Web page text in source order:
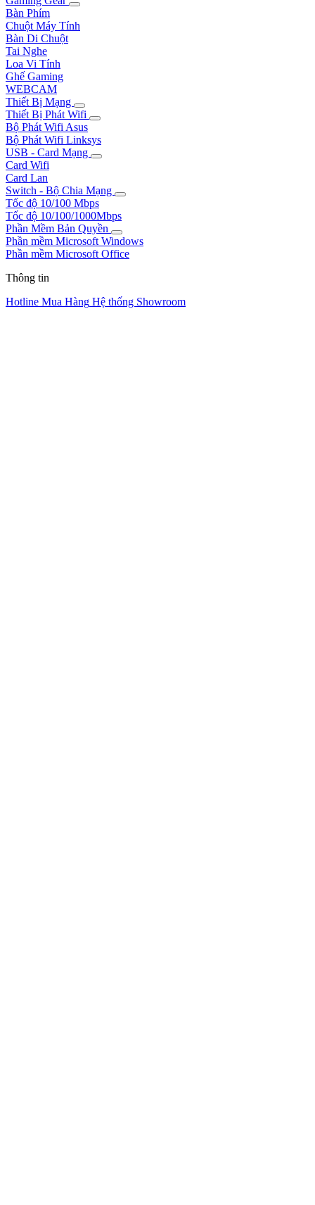
Bàn Phím
Chuột Máy Tính
Bàn Di Chuột
Tai Nghe
Loa Vi Tính
Ghế Gaming
WEBCAM
Thiết Bị Mạng
Thiết Bị Phát Wifi
Bộ Phát Wifi Asus
Bộ Phát Wifi Linksys
USB - Card Mạng
Card Wifi
Card Lan
Switch - Bộ Chia Mạng
Tốc độ 10/100 Mbps
Tốc độ 10/100/1000Mbps
Phần Mềm Bản Quyền
Phần mềm Microsoft Windows
Phần mềm Microsoft Office
Thông tin
Hotline Mua Hàng Hệ thống Showroom